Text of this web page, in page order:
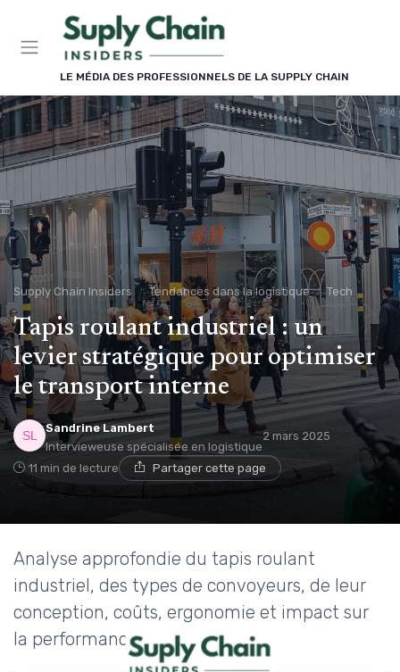
LE MÉDIA DES PROFESSIONNELS DE LA SUPPLY CHAIN
Supply Chain Insiders Tendances dans la logistique Tech
Tapis roulant industriel : un
levier stratégique pour optimiser
le transport interne
Sandrine Lambert
Intervieweuse spécialisée en logistique
2 mars 2025
11 min de lecture Partager cette page
Analyse approfondie du tapis roulant
industriel, des types de convoyeurs, de leur
conception, coûts, ergonomie et impact sur
la performance logistique.
Panneau de gestion des cookies